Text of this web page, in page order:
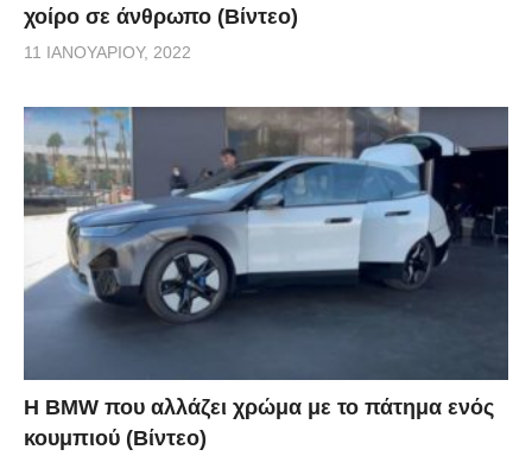
χοίρο σε άνθρωπο (Βίντεο)
11 ΙΑΝΟΥΑΡΊΟΥ, 2022
Η BMW που αλλάζει χρώμα με το πάτημα ενός
κουμπιού (Βίντεο)